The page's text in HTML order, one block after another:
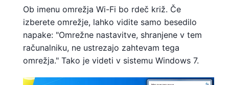
Ob imenu omrežja Wi-Fi bo rdeč križ. Če
izberete omrežje, lahko vidite samo besedilo
napake: "Omrežne nastavitve, shranjene v tem
računalniku, ne ustrezajo zahtevam tega
omrežja." Tako je videti v sistemu Windows 7.